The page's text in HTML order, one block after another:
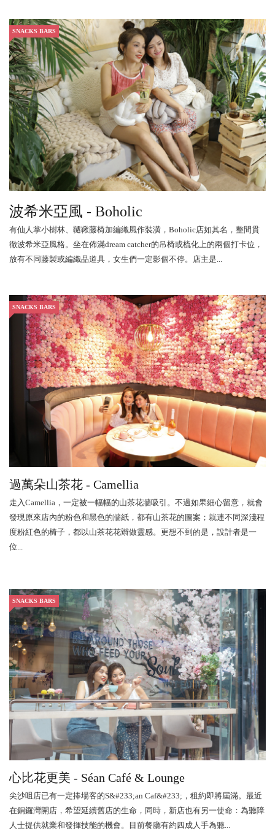
SNACKS BARS
波希米亞風 - Boholic
有仙人掌小樹林、韆鞦藤椅加編織風作裝潢，Boholic店如其名，整間貫
徹波希米亞風格。坐在佈滿dream catcher的吊椅或梳化上的兩個打卡位，
放有不同藤製或編織品道具，女生們一定影個不停。店主是...
SNACKS BARS
過萬朵山茶花 - Camellia
走入Camellia，一定被一幅幅的山茶花牆吸引。不過如果細心留意，就會
發現原來店內的粉色和黑色的牆紙，都有山茶花的圖案；就連不同深淺程
度粉紅色的椅子，都以山茶花花辮做靈感。更想不到的是，設計者是一
位...
SNACKS BARS
心比花更美 - Séan Café & Lounge
尖沙咀店已有一定捧場客的S&#233;an Caf&#233;，租約即將屆滿。最近
在銅鑼灣開店，希望延續舊店的生命，同時，新店也有另一使命：為聽障
人士提供就業和發揮技能的機會。目前餐廳有約四成人手為聽...